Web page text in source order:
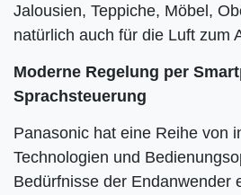
Jalousien, Teppiche, Möbel,
natürlich auch für die Luft zum
Moderne Regelung per
Sprachsteuerung
Panasonic hat eine Reihe von
Technologien und
Bedürfnisse der Endanwender